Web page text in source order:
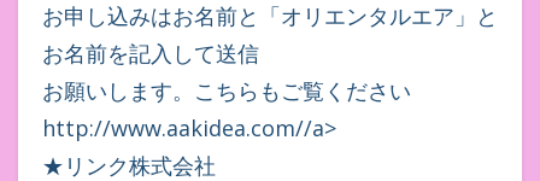
お申し込みはお名前と「オリエンタルエア」と
お名前を記入して送信
お願いします。こちらもご覧ください
http://www.aakidea.com//a>
★リンク株式会社